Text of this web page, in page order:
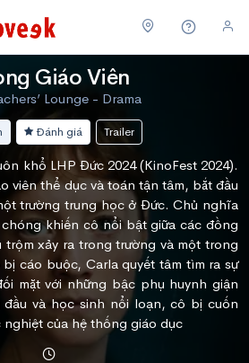
Giáo Viên
Lounge - Drama
Đánh giá Trailer
khổ LHP Đức 2024 (KinoFest 2024).
viên thể dục và toán tận tâm, bắt đầu
trường trung học ở Đức. Chủ nghĩa
khiến cô nổi bật giữa các đồng
xảy ra trong trường và một trong
cáo buộc, Carla quyết tâm tìm ra sự
mặt với những bậc phụ huynh giận
và học sinh nổi loạn, cô bị cuốn
của hệ thống giáo dục